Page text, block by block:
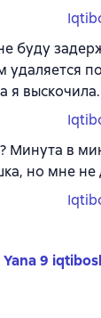
буду
удаляется
я выскочила.
Минута в
но мне не
Yana 9